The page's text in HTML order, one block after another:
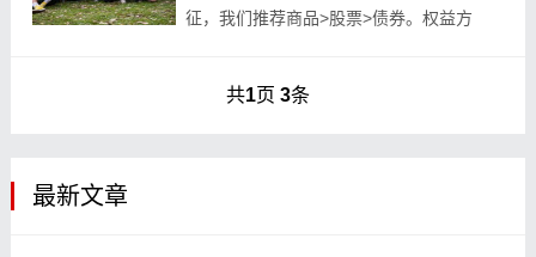
征，我们推荐商品>股票>债券。权益方
二轮估值...
共1页 3条
最新文章